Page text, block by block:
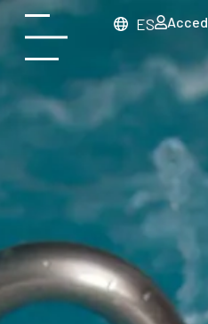
main
content
ES